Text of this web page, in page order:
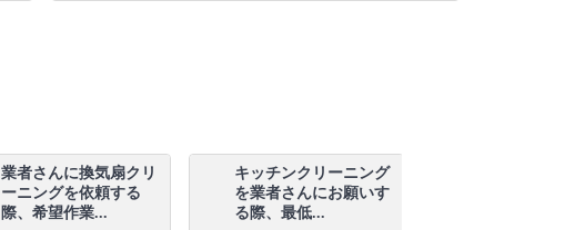
業者さんに換気扇クリ
ーニングを依頼する
際、希望作業...
キッチンクリーニング
を業者さんにお願いす
る際、最低...